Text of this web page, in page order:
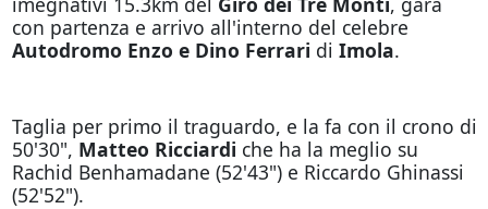
con partenza e arrivo all'interno del celebre
Autodromo Enzo e Dino Ferrari di Imola.
Taglia per primo il traguardo, e la fa con il crono di
50'30", Matteo Ricciardi che ha la meglio su
Rachid Benhamadane (52'43") e Riccardo Ghinassi
(52'52").